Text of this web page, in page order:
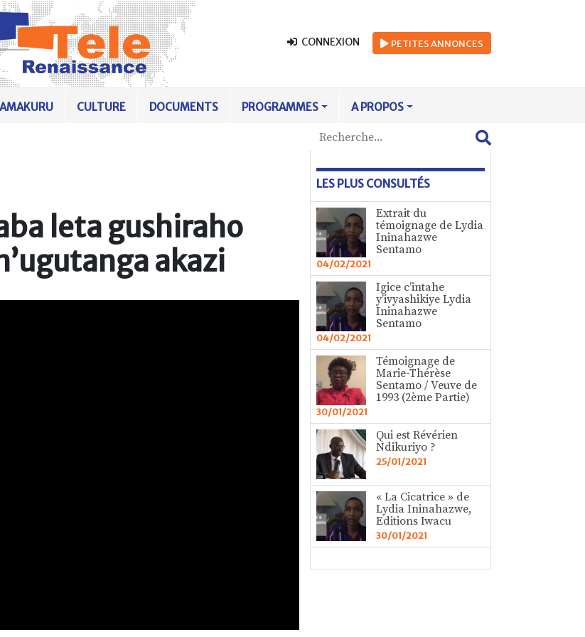
CONNEXION PETITESANNONCES
AMAKURU CULTURE DOCUMENTS PROGRAMMES A PROPOS
leta gushiraho
akazi
LES PLUS CONSULTÉS
Extrait du
témoignage de Lydia
Ininahazwe
Sentamo
04/02/2021
Igice c’intahe
y’ivyashikiye Lydia
Ininahazwe
Sentamo
04/02/2021
Témoignage de
Marie-Thérèse
Sentamo / Veuve de
1993 (2ème Partie)
30/01/2021
Qui est Révérien
Ndikuriyo ?
25/01/2021
« La Cicatrice » de
Lydia Ininahazwe,
Editions Iwacu
30/01/2021